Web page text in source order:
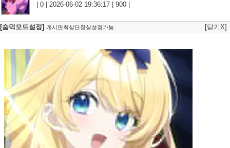
| 0 | 2026-06-02 19:36:17 | 900 |
[숨덕모드설정] 게시판최상단항상설정가능 [닫기X]